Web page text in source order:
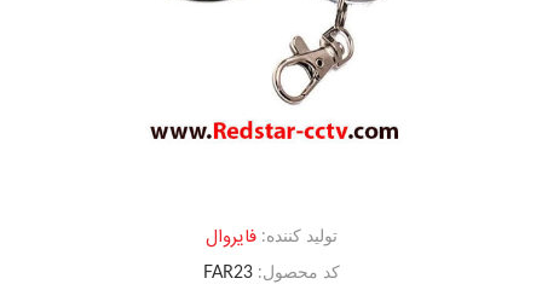
تولید کننده: فایروال
کد محصول: FAR23